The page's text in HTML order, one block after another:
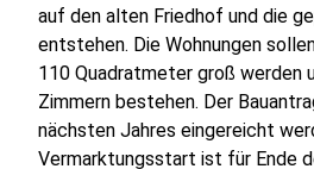
auf den alten Friedhof und die
entstehen. Die Wohnungen
110 Quadratmeter groß werden
Zimmern bestehen. Der
nächsten Jahres eingereicht
Vermarktungsstart ist für Ende